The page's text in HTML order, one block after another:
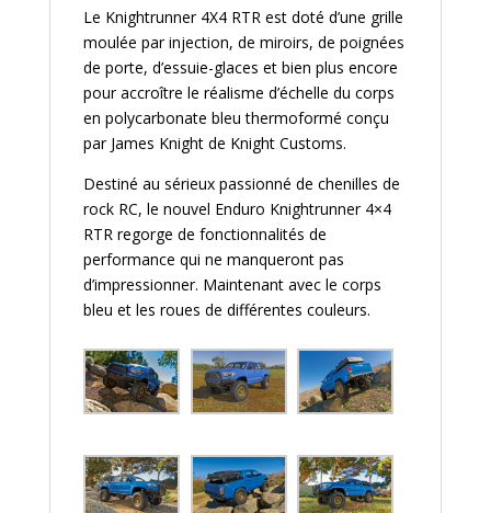
Le Knightrunner 4X4 RTR est doté d’une grille
moulée par injection, de miroirs, de poignées
de porte, d’essuie-glaces et bien plus encore
pour accroître le réalisme d’échelle du corps
en polycarbonate bleu thermoformé conçu
par James Knight de Knight Customs.
Destiné au sérieux passionné de chenilles de
rock RC, le nouvel Enduro Knightrunner 4×4
RTR regorge de fonctionnalités de
performance qui ne manqueront pas
d’impressionner. Maintenant avec le corps
bleu et les roues de différentes couleurs.